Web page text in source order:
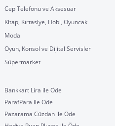
Cep Telefonu ve Aksesuar
Kitap, Kırtasiye, Hobi, Oyuncak
Moda
Oyun, Konsol ve Dijital Servisler
Süpermarket
Bankkart Lira ile Öde
ParafPara ile Öde
Pazarama Cüzdan ile Öde